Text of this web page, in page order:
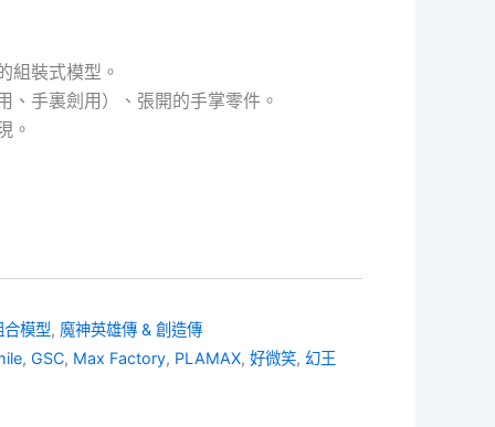
組裝式模型。
、手裏劍用）、張開的手掌零件。
。
合模型, 魔神英雄傳 & 創造傳
,GSC, Max Factory, PLAMAX,好微笑,幻王